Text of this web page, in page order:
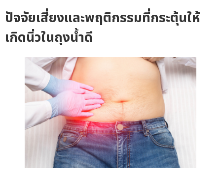
ปัจจัยเสี่ยงและพฤติกรรมที่กระตุ้นให้
เกิดนิ่วในถุงน้ำดี